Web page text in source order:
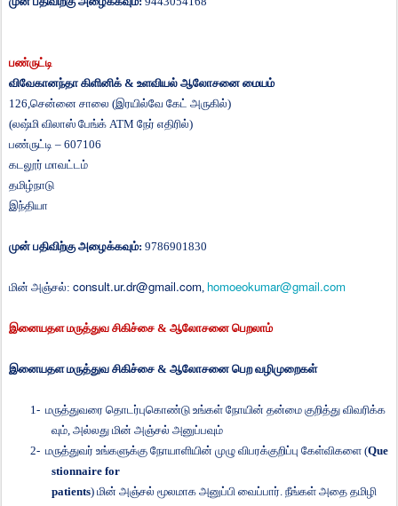
பண்ருட்டி
விவேகானந்தா கிளினிக் & உளவியல் ஆலோசனை மையம்
126,சென்னை சாலை (இரயில்வே கேட் அருகில்)
(லஷ்மி விலாஸ் பேங்க் ATM நேர் எதிரில்)
பண்ருட்டி – 607106
கடலூர் மாவட்டம்
தமிழ்நாடு
இந்தியா
முன் பதிவிற்கு அழைக்கவும்: 9786901830
மின் அஞ்சல்: consult.ur.dr@gmail.com, homoeokumar@gmail.com
இனையதள மருத்துவ சிகிச்சை & ஆலோசனை பெறலாம்
இனையதள மருத்துவ சிகிச்சை & ஆலோசனை பெற வழிமுறைகள்
1- மருத்துவரை தொடர்புகொண்டு உங்கள் நோயின் தன்மை குறித்து விவரிக்க
வும், அல்லது மின் அஞ்சல் அனுப்பவும்
2- மருத்துவர் உங்களுக்கு நோயாளியின் முழு விபரக்குறிப்பு கேள்விகளை (Que
stionnaire for
patients) மின் அஞ்சல் மூலமாக அனுப்பி வைப்பார். நீங்கள் அதை தமிழி